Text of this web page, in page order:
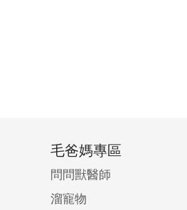
毛爸媽專區
問問獸醫師
溜寵物